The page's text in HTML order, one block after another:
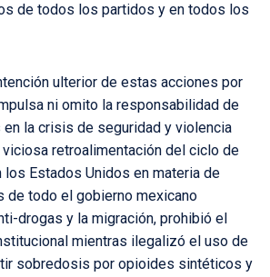
de todos los partidos y en todos los
ulterior de estas acciones por
ni omito la responsabilidad de
la crisis de seguridad y violencia
retroalimentación del ciclo de
los Estados Unidos en materia de
de todo el gobierno mexicano
drogas y la migración, prohibió el
mientras ilegalizó el uso de
sobredosis por opioides sintéticos y